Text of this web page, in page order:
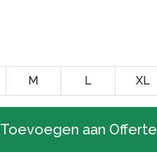
M L XL
Toevoegen aan Offerte